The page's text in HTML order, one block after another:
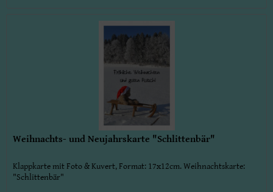
Weihnachts- und Neujahrskarte "Schlittenbär"
Klappkarte mit Foto & Kuvert, Format: 17x12cm. Weihnachtskarte:
"Schlittenbär"